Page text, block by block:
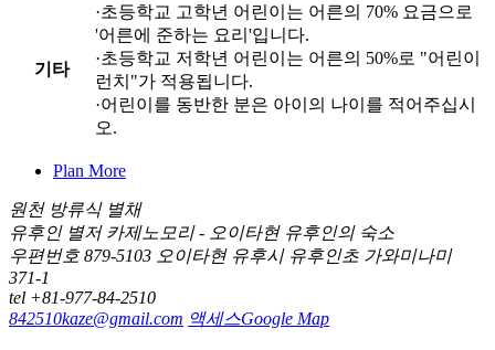
기타
·초등학교 고학년 어린이는 어른의 70% 요금으로
'어른에 준하는 요리'입니다.
·초등학교 저학년 어린이는 어른의 50%로 "어린이
런치"가 적용됩니다.
·어린이를 동반한 분은 아이의 나이를 적어주십시
오.
Plan More
원천 방류식 별채
유후인 별저 카제노모리 - 오이타현 유후인의 숙소
우편번호 879-5103 오이타현 유후시 유후인초 가와미나미
371-1
tel +81-977-84-2510
842510kaze@gmail.com 액세스Google Map